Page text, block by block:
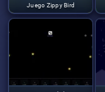
Juego Zippy Bird